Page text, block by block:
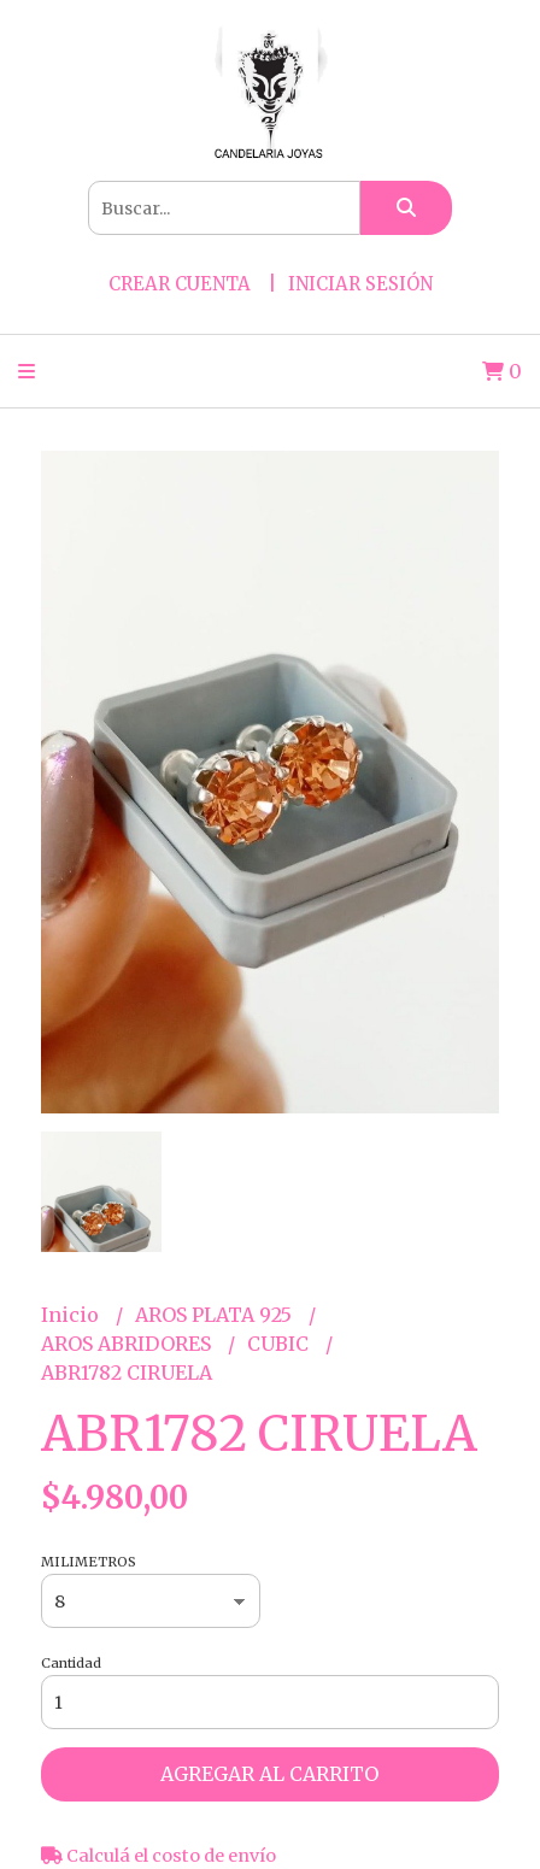
CREAR CUENTA INICIAR SESIÓN
0
Inicio
AROS PLATA 925
AROS ABRIDORES
CUBIC
ABR1782 CIRUELA
ABR1782 CIRUELA
$4.980,00
MILIMETROS
Cantidad
AGREGAR AL CARRITO
Calculá el costo de envío